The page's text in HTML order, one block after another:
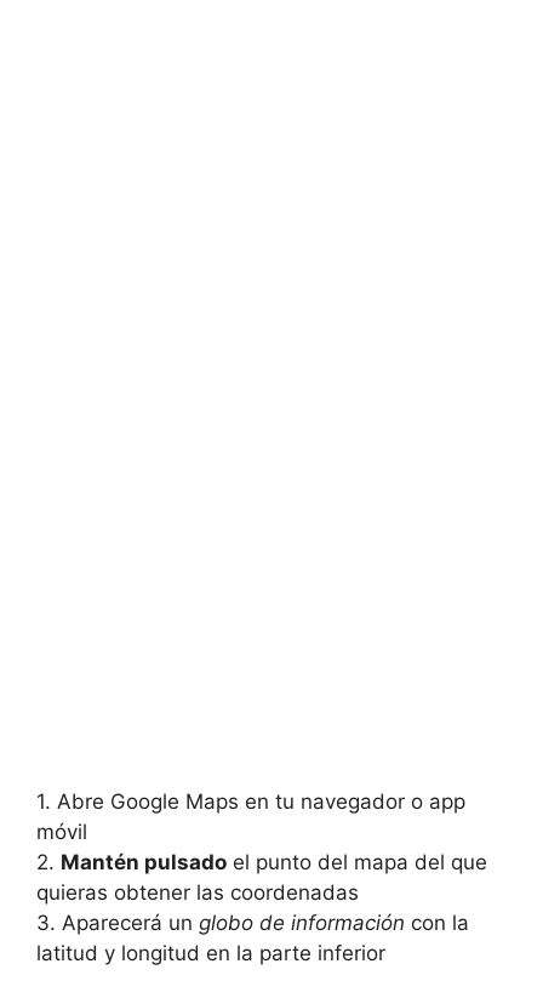
1. Abre Google Maps en tu navegador o app
móvil
2. Mantén pulsado el punto del mapa del que
quieras obtener las coordenadas
3. Aparecerá un globo de información con la
latitud y longitud en la parte inferior